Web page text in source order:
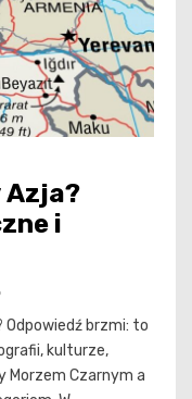
Azja?
i
Odpowiedź brzmi: to
kulturze,
Czarnym a